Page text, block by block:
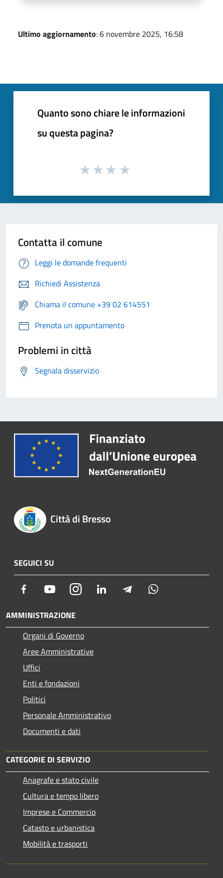
Ultimo aggiornamento: 6 novembre 2025, 16:58
Quanto sono chiare le informazioni
su questa pagina?
Contatta il comune
Leggi le domande frequenti
Richiedi Assistenza
Chiama il comune +39 02 614551
Prenota un appuntamento
Problemi in città
Segnala disservizio
Città di Bresso
SEGUICI SU
Facebook YoutubeInstagram LinkedIn Telegram
AMMINISTRAZIONE
Organi di Governo
Aree Amministrative
Uffici
Enti e fondazioni
Politici
Personale Amministrativo
Documenti e dati
CATEGORIE DI SERVIZIO
Anagrafe e stato civile
Cultura e tempo libero
Imprese e Commercio
Catasto e urbanistica
Mobilità e trasporti